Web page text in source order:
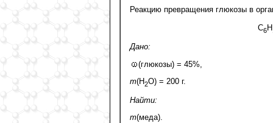
Реакцию превращения глюкозы в
С6Н
Дано:
(глюкозы) = 45%,
m(H2O) = 200 г.
Найти:
m(меда).